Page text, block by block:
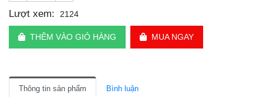
Lượt xem: 2124
THÊM VÀO GIỎ HÀNG MUA NGAY
Thông tin sản phẩm Bình luận